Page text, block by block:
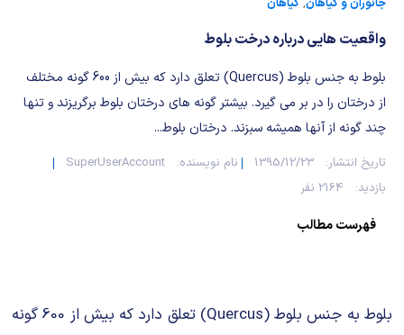
جانوران و گیاهان,گیاهان
واقعیت هایی درباره درخت بلوط
بلوط به جنس بلوط (Quercus) تعلق دارد که بیش از 600 گونه مختلف
از درختان را در بر می گیرد. بیشتر گونه های درختان بلوط برگریزند و تنها
چند گونه از آنها همیشه سبزند. درختان بلوط...
تاریخ انتشار: 1395/12/23 نام نویسنده:
SuperUserAccount
بازدید:
2164 نفر
فهرست مطالب
بلوط به جنس بلوط (Quercus) تعلق دارد که بیش از 600 گونه
صلاح های شیمیایی
مطالب جالب شیمی
بمب های شیمیایی
شیمی عمومی
شیمی سبز
روانپزشکی
طب سنتی
گیاهان دارویی